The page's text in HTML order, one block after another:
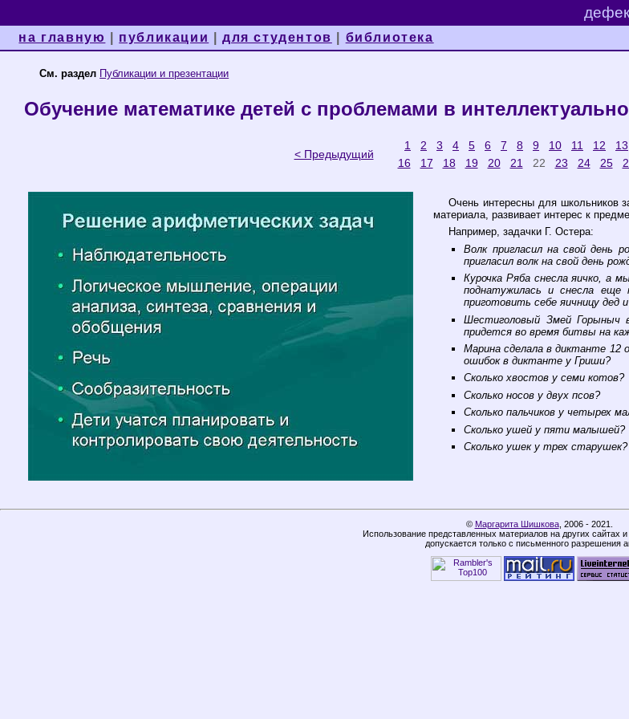
на главную публикации |для студентов библиотека
См. раздел Публикации и презентации
Обучение математике детей с проблемами в
< Предыдущий
1 2 3 4 5 6 7 8 9 10 11 12 13
16 17 18 19 20 21 22 23 24 25
Очень интересны для школьников
материала, развивает интерес к
Например, задачки Г. Остера:
Волк пригласил на свой день
пригласил волк на свой день
Курочка Ряба снесла яичко, а
поднатужилась и снесла
приготовить себе яичницу дед
Шестиголовый Змей Горыныч
придется во время битвы на
Марина сделала в диктанте 12
ошибок в диктанте у Гриши?
Сколько хвостов у семи котов?
Сколько носов у двух псов?
Сколько пальчиков у четырех
Сколько ушей у пяти малышей?
Сколько ушек у трех старушек?
© Маргарита Шишкова, 2006 - 2021.
Использование представленных материалов на других сайтах
допускается только с письменного разрешения